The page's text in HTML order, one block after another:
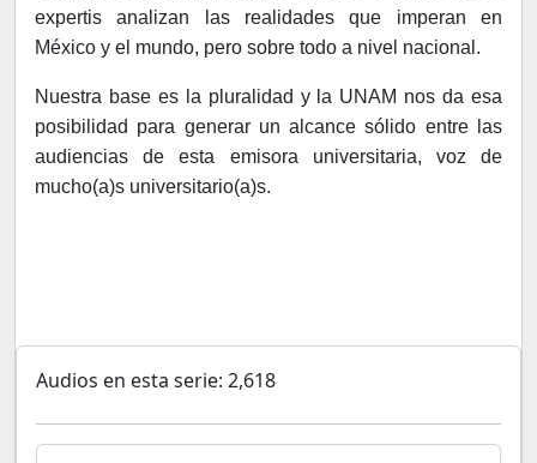
expertis analizan las realidades que imperan en
México y el mundo, pero sobre todo a nivel nacional.
Nuestra base es la pluralidad y la UNAM nos da esa
posibilidad para generar un alcance sólido entre las
audiencias de esta emisora universitaria, voz de
mucho(a)s universitario(a)s.
Audios en esta serie: 2,618